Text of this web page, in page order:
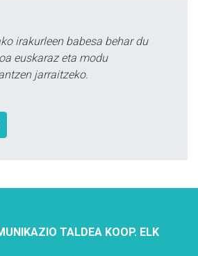
irakurleen babesa behar du
euskaraz eta modu
jarraitzeko.
TALDEA KOOP. ELK